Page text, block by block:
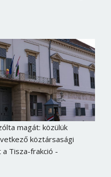
magát: közülük
köztársasági
Tisza-frakció -